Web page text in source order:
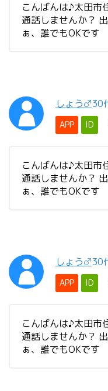
こんばんは♪太田市
通話しませんか？
ぁ、誰でもOKです
しょう♂30
APP ID
こんばんは♪太田市
通話しませんか？
ぁ、誰でもOKです
しょう♂30
APP ID
こんばんは♪太田市
通話しませんか？
ぁ、誰でもOKです